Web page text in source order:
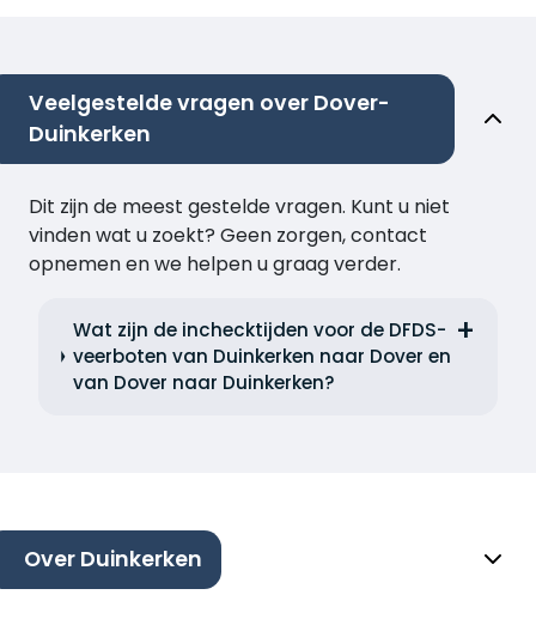
Veelgestelde vragen over Dover-
Duinkerken
Dit zijn de meest gestelde vragen. Kunt u niet
vinden wat u zoekt? Geen zorgen, contact
opnemen en we helpen u graag verder.
Wat zijn de inchecktijden voor de DFDS-
veerboten van Duinkerken naar Dover en
van Dover naar Duinkerken?
Over Duinkerken